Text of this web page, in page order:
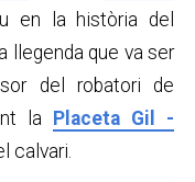
en la història del
llegenda que va ser
del robatori de
la Placeta Gil -
calvari.